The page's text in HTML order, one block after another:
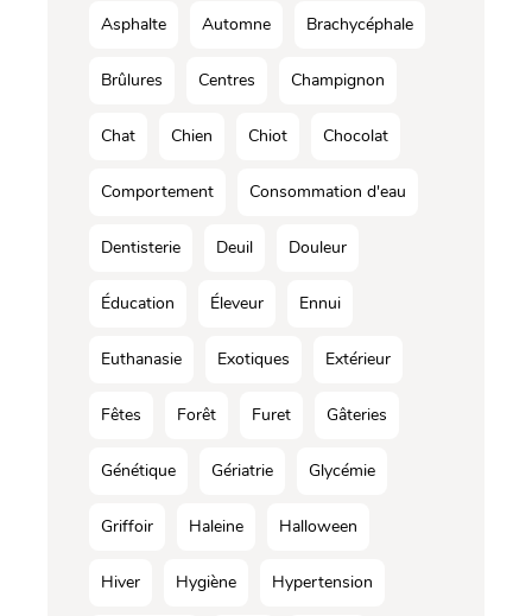
Asphalte Automne Brachycéphale
Brûlures Centres Champignon
Chat Chien Chiot Chocolat
Comportement Consommation d'eau
Dentisterie Deuil Douleur
Éducation Éleveur Ennui
Euthanasie Exotiques Extérieur
Fêtes Forêt Furet Gâteries
Génétique Gériatrie Glycémie
Griffoir Haleine Halloween
Hiver Hygiène Hypertension